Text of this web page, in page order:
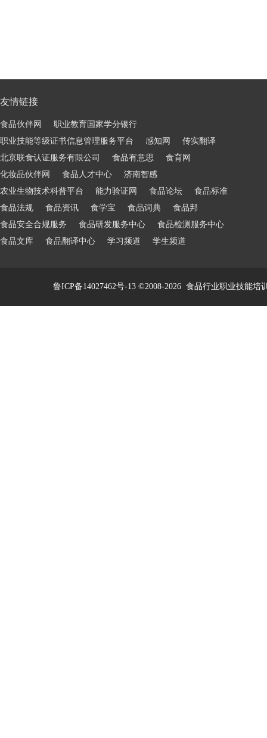
友情链接
食品伙伴网
职业教育国家学分银行
职业技能等级证书信息管理服务平台
感知网
传实翻译
北京联食认证服务有限公司
食品有意思
食育网
化妆品伙伴网
食品人才中心
济南智感
农业生物技术科普平台
能力验证网 食品论坛
食品标准
食品法规
食品资讯 食学宝 食品词典
食品邦
食品安全合规服务
食品研发服务中心
食品检测服务中心
食品文库
食品翻译中心 学习频道 学生频道
鲁ICP备14027462号-13©2008-2026 食品行业职业技能培